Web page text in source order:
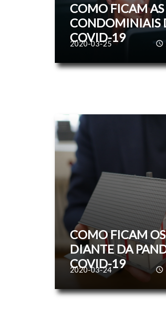
COMO FICAM AS
CONDOMINIAIS
COVID-19
2020-03-25
COMO FICAM
DIANTE DA
COVID-19
2020-03-24